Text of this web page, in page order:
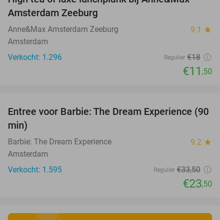
Amsterdam Zeeburg
Anne&Max Amsterdam Zeeburg 9.1 star
Amsterdam
Verkocht: 1.296
Regulier €18
€11 ,50
30%
Entree voor Barbie: The Dream Experience (90
min)
Barbie: The Dream Experience 9.2 star
Amsterdam
Verkocht: 1.595
Regulier €33,50
€23,50